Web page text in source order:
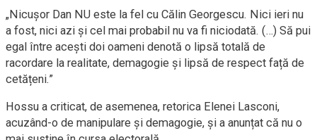
„Nicușor Dan NU este la fel cu Călin Georgescu. Nici ieri nu
a fost, nici azi și cel mai probabil nu va fi niciodată. (…) Să pui
egal între acești doi oameni denotă o lipsă totală de
racordare la realitate, demagogie și lipsă de respect față de
cetățeni.”
Hossu a criticat, de asemenea, retorica Elenei Lasconi,
acuzând-o de manipulare și demagogie, și a anunțat că nu o